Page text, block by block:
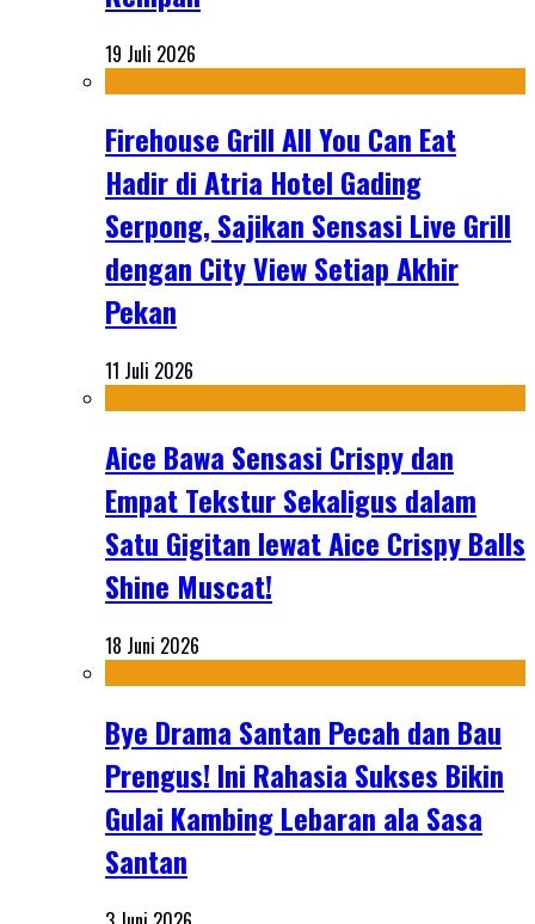
19 Juli 2026
Firehouse Grill All You Can Eat
Hadir di Atria Hotel Gading
Serpong, Sajikan Sensasi Live Grill
dengan City View Setiap Akhir
Pekan
11 Juli 2026
Aice Bawa Sensasi Crispy dan
Empat Tekstur Sekaligus dalam
Satu Gigitan lewat Aice Crispy Balls
Shine Muscat!
18 Juni 2026
Bye Drama Santan Pecah dan Bau
Prengus! Ini Rahasia Sukses Bikin
Gulai Kambing Lebaran ala Sasa
Santan